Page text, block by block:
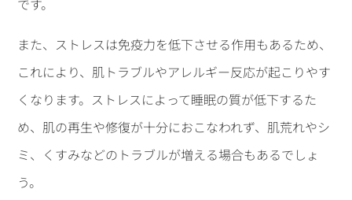
です。
また、ストレスは免疫力を低下させる作用もあるため、
これにより、肌トラブルやアレルギー反応が起こりやす
くなります。ストレスによって睡眠の質が低下するた
め、肌の再生や修復が十分におこなわれず、肌荒れやシ
ミ、くすみなどのトラブルが増える場合もあるでしょ
う。